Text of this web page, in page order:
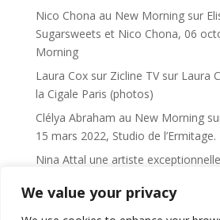
We value your privacy
Nico Chona au New Morningsur
Sugarsweets et Nico Chona, 06
Morning
Laura Cox sur Zicline TVsur Laura
la Cigale Paris (photos)
Clélya Abraham au New Morning
15 mars 2022, Studio de l’Ermitage.
Nina Attal une artiste exceptionnelle